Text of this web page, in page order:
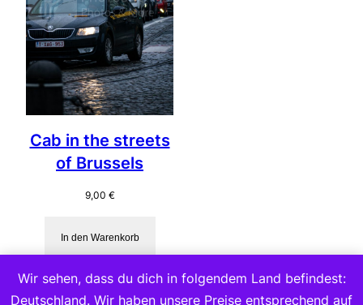
Cab in the streets
of Brussels
9,00 €
In den Warenkorb
Wir sehen, dass du dich in folgendem Land befindest:
Deutschland. Wir haben unsere Preise entsprechend auf